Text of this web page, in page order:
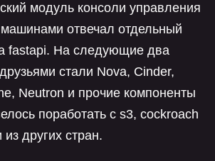
модуль консоли управления
отвечал отдельный
fastapi. На следующие два
стали Nova, Cinder,
Neutron и прочие компоненты
поработать с s3, cockroach
других стран.